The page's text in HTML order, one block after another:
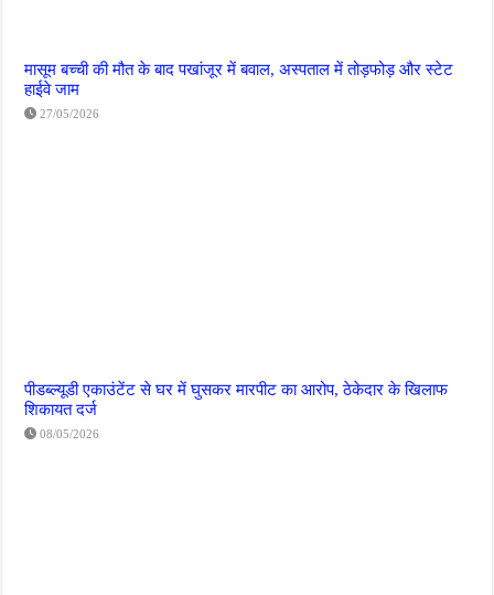
मासूम बच्ची की मौत के बाद पखांजूर में बवाल, अस्पताल में तोड़फोड़ और स्टेट
हाईवे जाम
27/05/2026
पीडब्ल्यूडी एकाउंटेंट से घर में घुसकर मारपीट का आरोप, ठेकेदार के खिलाफ
शिकायत दर्ज
08/05/2026